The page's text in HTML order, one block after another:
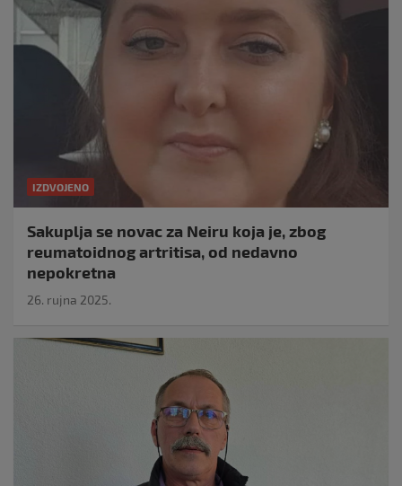
IZDVOJENO
Sakuplja se novac za Neiru koja je, zbog
reumatoidnog artritisa, od nedavno
nepokretna
26. rujna 2025.